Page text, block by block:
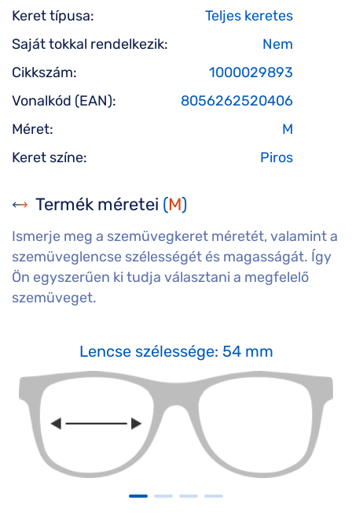
Keret típusa:
Teljes keretes
Saját tokkal rendelkezik:
Nem
Cikkszám:
1000029893
Vonalkód (EAN):
8056262520406
Méret:
M
Keret színe:
Piros
Termék méretei (M)
Ismerje meg a szemüvegkeret méretét, valamint a
szemüveglencse szélességét és magasságát. Így
Ön egyszerűen ki tudja választani a megfelelő
szemüveget.
Lencse szélessége: 54 mm